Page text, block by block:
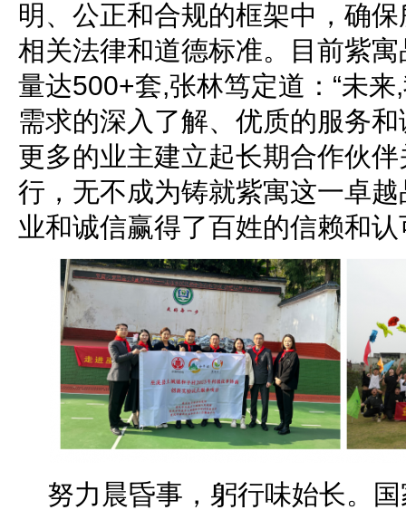
明、公正和合规的框架中，确
相关法律和道德标准。目前紫
量达500+套,张林笃定道：“未
需求的深入了解、优质的服务
更多的业主建立起长期合作伙
行，无不成为铸就紫寓这一卓
业和诚信赢得了百姓的信赖和认
努力晨昏事，躬行味始长。